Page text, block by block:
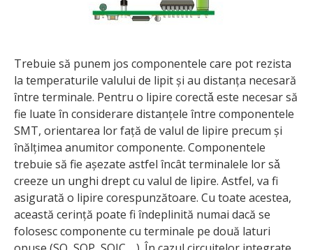
Trebuie să punem jos componentele care pot rezista
la temperaturile valului de lipit și au distanța necesară
ȋntre terminale. Pentru o lipire corectǎ este necesar să
fie luate în considerare distanțele între componentele
SMT, orientarea lor față de valul de lipire precum și
înălțimea anumitor componente. Componentele
trebuie să fie așezate astfel încât terminalele lor sǎ
creeze un unghi drept cu valul de lipire. Astfel, va fi
asigurată o lipire corespunzătoare. Cu toate acestea,
această cerință poate fi îndeplinită numai dacă se
folosesc componente cu terminale pe două laturi